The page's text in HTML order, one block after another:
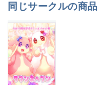
同じサークルの商品